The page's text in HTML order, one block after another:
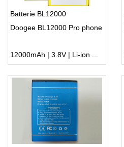
Batterie BL12000
Doogee BL12000 Pro phone
12000mAh | 3.8V | Li-ion ...